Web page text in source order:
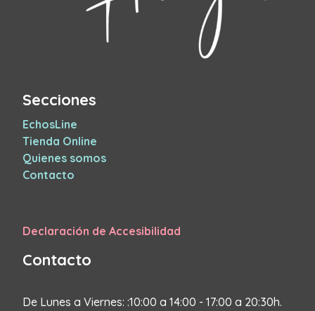
Secciones
EchosLine
Tienda Online
Quienes somos
Contacto
Declaración de Accesibilidad
Contacto
De Lunes a Viernes: :10:00 a 14:00 - 17:00 a 20:30h.